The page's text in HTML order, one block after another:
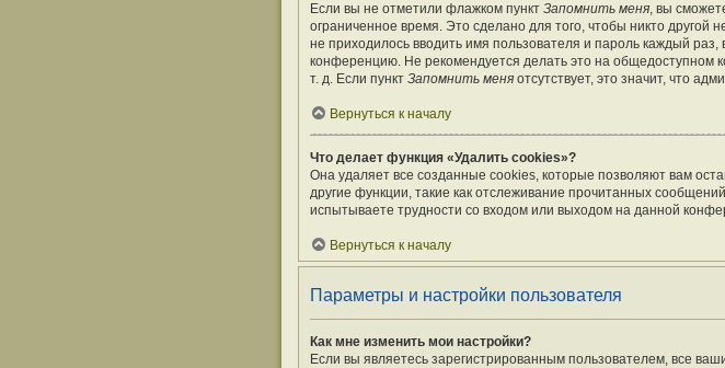
Если вы не отметили флажком пункт Запомнить меня, вы
ограниченное время. Это сделано для того, чтобы никто другой
не приходилось вводить имя пользователя и пароль каждый
конференцию. Не рекомендуется делать это на общедоступном
т. д. Если пункт Запомнить меня отсутствует, это значит, что
Вернуться к началу
Что делает функция «Удалить cookies»?
Она удаляет все созданные cookies, которые позволяют вам
другие функции, такие как отслеживание прочитанных
испытываете трудности со входом или выходом на данной
Вернуться к началу
Параметры и настройки пользователя
Как мне изменить мои настройки?
Если вы являетесь зарегистрированным пользователем, все